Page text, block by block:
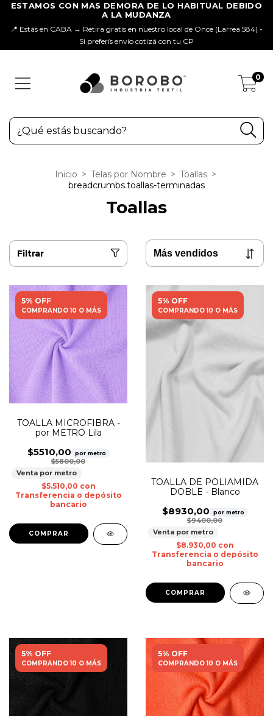
📍 Estás en CABA → Retira gratis en nuestro local de Once (Larrea 584) -
Si preferís envío cotizá con tu CP
0
Inicio > Telas por Nombre > Toallas >
breadcrumbs.toallas-terminadas
Toallas
Filtrar
5% OFF
COMPRANDO 10 O MÁS
TOALLA MICROFIBRA -
por METRO Lila
$5510,00 por metro
$5800,00
Venta por metro
$5.510,00 con
Transferencia o depósito
bancario
5% OFF
COMPRANDO 10 O MÁS
TOALLA DE POLIAMIDA
DOBLE - Blanco
$8930,00 por metro
$9400,00
Venta por metro
$8.930,00 con
Transferencia o depósito
bancario
5% OFF
COMPRANDO 10 O MÁS
5% OFF
COMPRANDO 10 O MÁS